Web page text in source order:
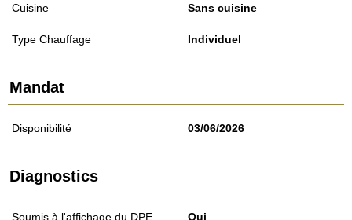
Cuisine Sans cuisine
Type Chauffage Individuel
Mandat
Disponibilité 03/06/2026
Diagnostics
Soumis à l'affichage du DPE Oui